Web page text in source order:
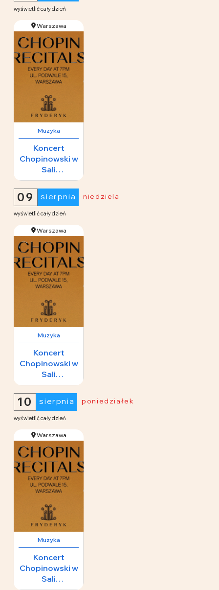
wyświetlić cały dzień
Warszawa
Muzyka
Koncert
Chopinowski w
Sali
Koncertowej
Fryderyk
niedziela
sierpnia
09
wyświetlić cały dzień
Warszawa
Muzyka
Koncert
Chopinowski w
Sali
Koncertowej
Fryderyk
poniedziałek
sierpnia
10
wyświetlić cały dzień
Warszawa
Muzyka
Koncert
Chopinowski w
Sali